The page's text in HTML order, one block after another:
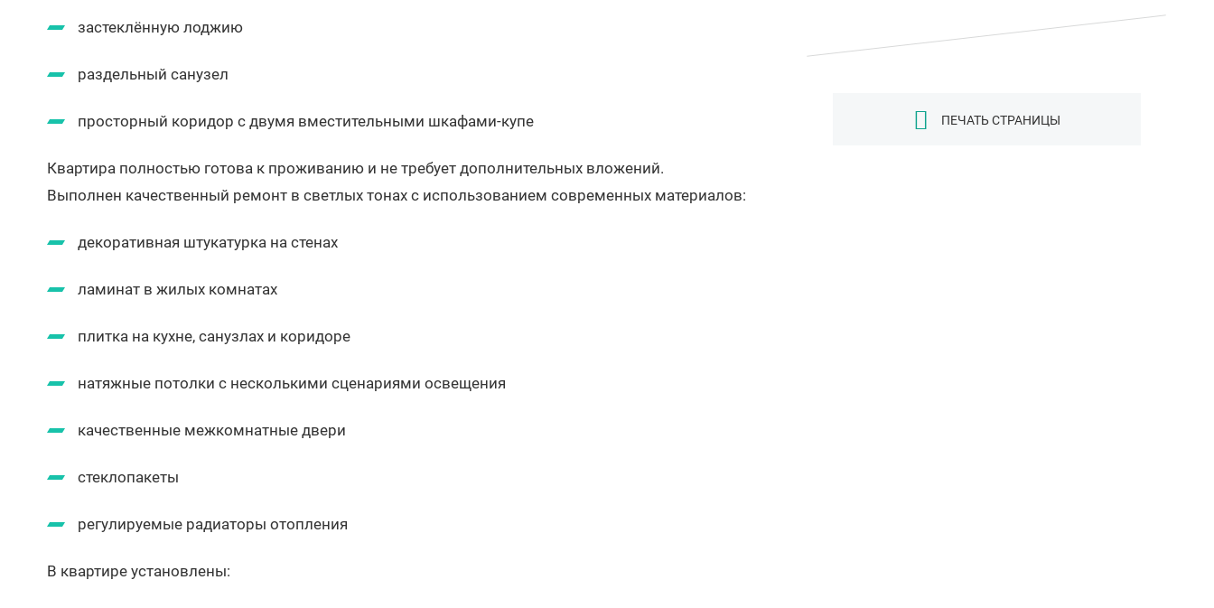
застеклённую лоджию
раздельный санузел
просторный коридор с двумя вместительными шкафами-купе
Квартира полностью готова к проживанию и не требует дополнительных вложений.
Выполнен качественный ремонт в светлых тонах с использованием современных материалов:
декоративная штукатурка на стенах
ламинат в жилых комнатах
плитка на кухне, санузлах и коридоре
натяжные потолки с несколькими сценариями освещения
качественные межкомнатные двери
стеклопакеты
регулируемые радиаторы отопления
В квартире установлены:
ПЕЧАТЬ СТРАНИЦЫ